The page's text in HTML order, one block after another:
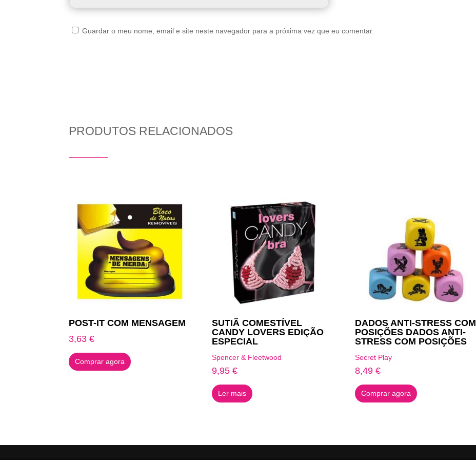
Guardar o meu nome, email e site neste navegador para a próxima vez que eu comentar.
PRODUTOS RELACIONADOS
POST-IT COM MENSAGEM
3,63€
Comprar agora
SUTIÃ COMESTÍVEL
CANDY LOVERS EDIÇÃO
ESPECIAL
Spencer & Fleetwood
9,95€
Ler mais
DADOS ANTI-STRESS COM
POSIÇÕES DADOS ANTI-
STRESS COM POSIÇÕES
Secret Play
8,49€
Comprar agora